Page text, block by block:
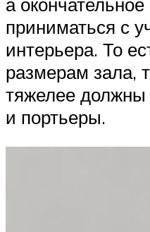
приниматься с
интерьера. То
размерам зала,
тяжелее
и портьеры.